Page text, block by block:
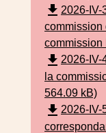
file_download 2026-IV-
commission
commission
file_download 2026-IV-
la
564.09 kB)
file_download 2026-IV-